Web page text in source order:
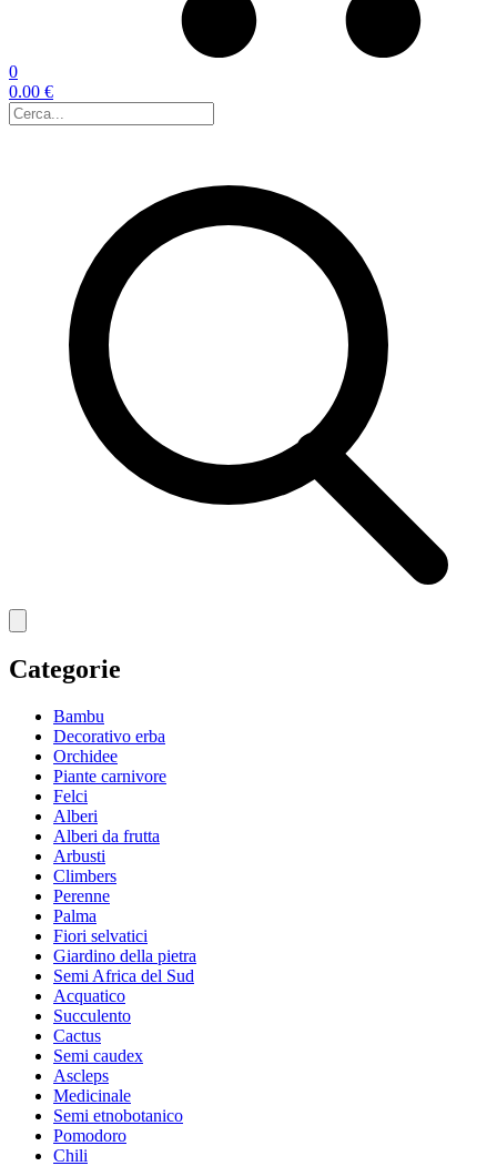
0
0.00 €
Categorie
Bambu
Decorativo erba
Orchidee
Piante carnivore
Felci
Alberi
Alberi da frutta
Arbusti
Climbers
Perenne
Palma
Fiori selvatici
Giardino della pietra
Semi Africa del Sud
Acquatico
Succulento
Cactus
Semi caudex
Ascleps
Medicinale
Semi etnobotanico
Pomodoro
Chili